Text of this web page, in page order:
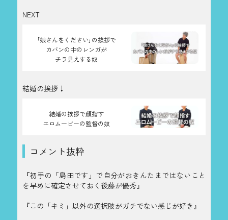
NEXT
｢娘さんをください｣の挨拶で
カバンの中のレンガが
チラ見えする奴
結婚の挨拶↓
結婚の挨拶で顔指す
エロムービーの監督の奴
コメント抜粋
『初手の「島田です」で自分がおきんたまではないこと
を早めに確定させておく後藤が優秀』
『この「キミ」以外の選択肢がガチでない感じが好き』